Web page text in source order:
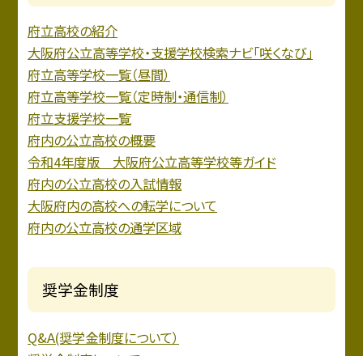
府立高校の紹介
大阪府公立高等学校・支援学校検索ナビ「咲くなび」
府立高等学校一覧（昼間）
府立高等学校一覧（定時制・通信制）
府立支援学校一覧
府内の公立高校の概要
令和4年度版 大阪府公立高等学校等ガイド
府内の公立高校の入試情報
大阪府内の高校への転学について
府内の公立高校の通学区域
奨学金制度
Q&A(奨学金制度について）